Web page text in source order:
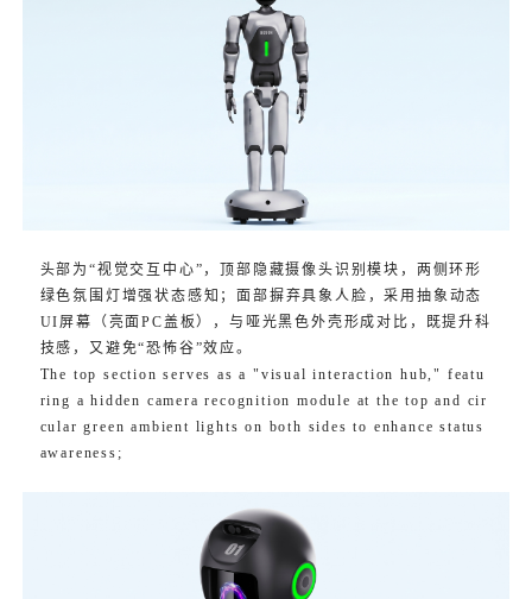
头部为“视觉交互中心”，顶部隐藏摄像头识别模块，两侧环形
绿色氛围灯增强状态感知；面部摒弃具象人脸，采用抽象动态
UI屏幕（亮面PC盖板），与哑光黑色外壳形成对比，既提升科
技感，又避免“恐怖谷”效应。
The top section serves as a "visual interaction hub," featu
ring a hidden camera recognition module at the top and cir
cular green ambient lights on both sides to enhance status
awareness;